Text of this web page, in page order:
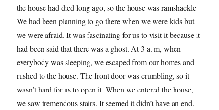
the house had died long ago, so the house was ramshackle.
We had been planning to go there when we were kids but
we were afraid. It was fascinating for us to visit it because it
had been said that there was a ghost. At 3 a. m, when
everybody was sleeping, we escaped from our homes and
rushed to the house. The front door was crumbling, so it
wasn’t hard for us to open it. When we entered the house,
we saw tremendous stairs. It seemed it didn’t have an end.